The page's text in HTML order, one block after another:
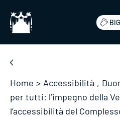
Home > Accessibilità ,
per tutti: l’impegno della
l’accessibilità del